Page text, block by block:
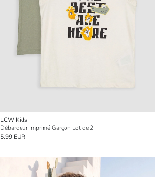
LCW Kids
Débardeur Imprimé Garçon Lot de 2
5.99 EUR